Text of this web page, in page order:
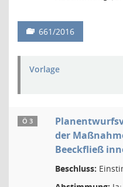
661/2016
Vorlage
Ö 3
der
Beeckfließ
Beschluss: